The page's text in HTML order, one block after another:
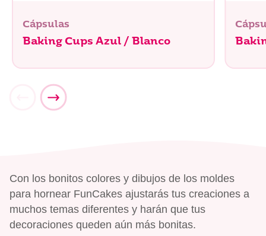
Cápsulas
Baking Cups Azul / Blanco
Con los bonitos colores y dibujos de los moldes
para hornear FunCakes ajustarás tus creaciones a
muchos temas diferentes y harán que tus
decoraciones queden aún más bonitas.